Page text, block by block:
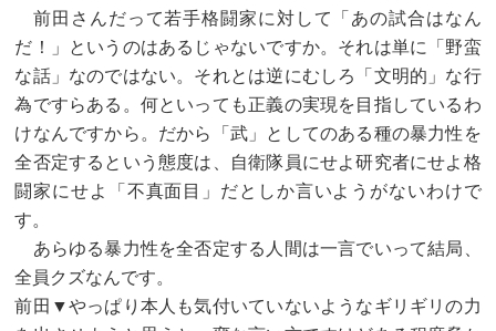
前田さんだって若手格闘家に対して「あの試合はなん
だ！」というのはあるじゃないですか。それは単に「野蛮
な話」なのではない。それとは逆にむしろ「文明的」な行
為ですらある。何といっても正義の実現を目指しているわ
けなんですから。だから「武」としてのある種の暴力性を
全否定するという態度は、自衛隊員にせよ研究者にせよ格
闘家にせよ「不真面目」だとしか言いようがないわけで
す。
あらゆる暴力性を全否定する人間は一言でいって結局、
全員クズなんです。
前田▼やっぱり本人も気付いていないようなギリギリの力